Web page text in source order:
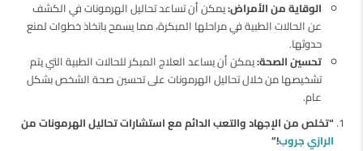
الوقاية من الأمراض:يمكن أن تساعد تحاليل الهرمونات في الكشف
عن الحالات الطبية في مراحلها المبكرة، مما يسمح باتخاذ خطوات لمنع
حدوثها.
تحسين الصحة:يمكن أن يساعد العلاج المبكر للحالات الطبية التي يتم
تشخيصها من خلال تحاليل الهرمونات على تحسين صحة الشخص بشكل
عام.
“تخلص من الإجهاد والتعب الدائم مع استشارات تحاليل الهرمونات من
الرازي جروب!”